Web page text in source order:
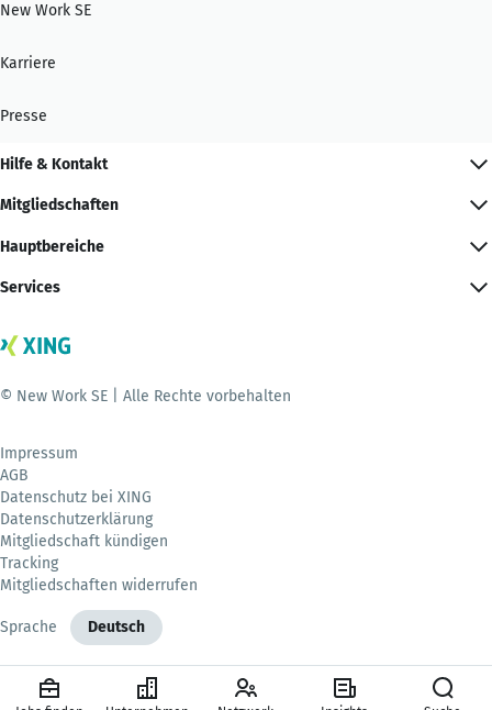
New Work SE
Karriere
Presse
Hilfe & Kontakt
Mitgliedschaften
Hauptbereiche
Services
© New Work SE | Alle Rechte vorbehalten
Impressum
AGB
Datenschutz bei XING
Datenschutzerklärung
Mitgliedschaft kündigen
Tracking
Mitgliedschaften widerrufen
Sprache Deutsch